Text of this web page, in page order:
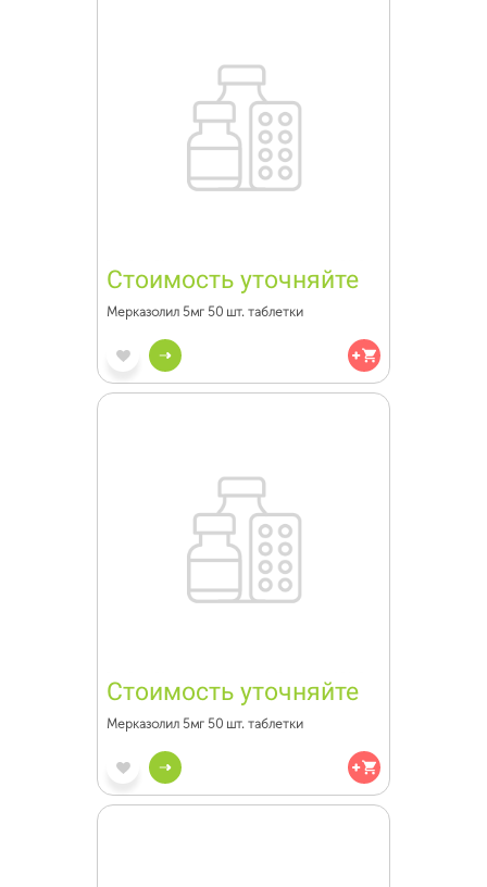
Стоимость уточняйте
Мерказолил 5мг 50 шт. таблетки
Стоимость уточняйте
Мерказолил 5мг 50 шт. таблетки